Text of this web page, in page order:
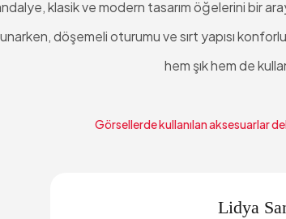
klasik ve modern tasarım öğelerini bir
döşemeli oturumu ve sırt yapısı
hem şık hem de
Görsellerde kullanılan aksesuarlar
Lidya